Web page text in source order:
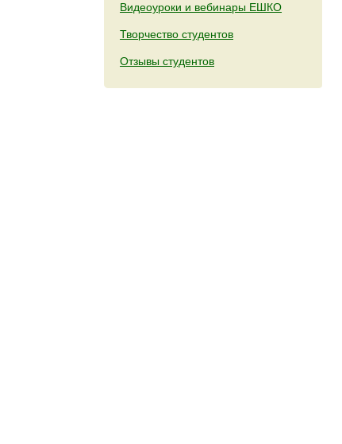
Видеоуроки и вебинары ЕШКО
Творчество студентов
Отзывы студентов